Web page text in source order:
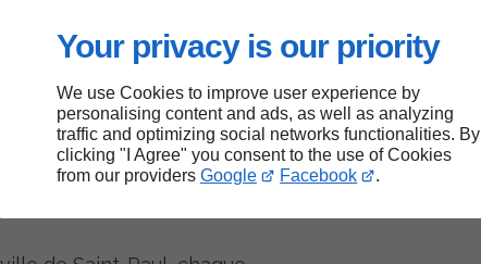
Your privacy is our priority
We use Cookies to improve user experience by
personalising content and ads, as well as analyzing
traffic and optimizing social networks functionalities. By
clicking "I Agree" you consent to the use of Cookies
from our providers Google Facebook .
et rénover à